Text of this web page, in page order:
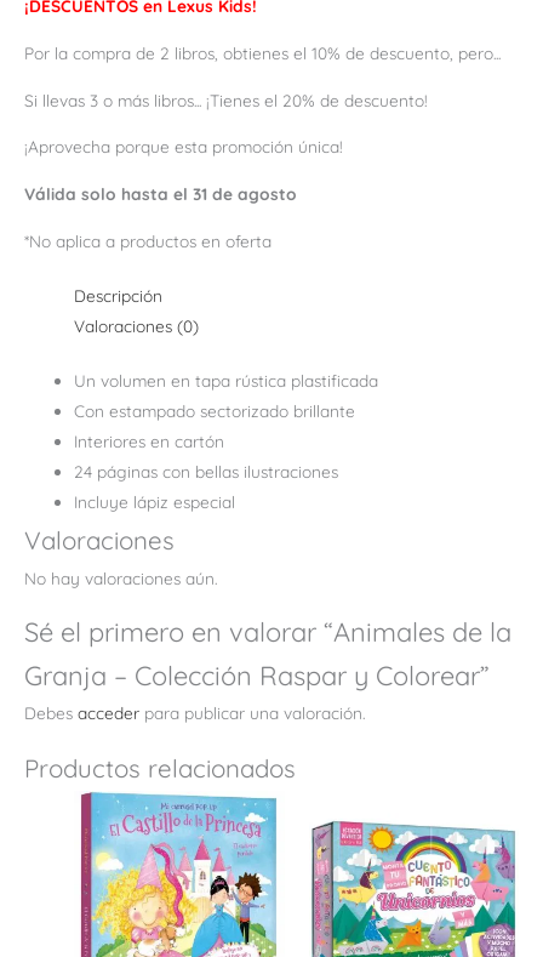
¡DESCUENTOS en Lexus Kids!
Por la compra de 2 libros, obtienes el 10% de descuento, pero...
Si llevas 3 o más libros... ¡Tienes el 20% de descuento!
¡Aprovecha porque esta promoción única!
Válida solo hasta el 31 de agosto
*No aplica a productos en oferta
Descripción
Valoraciones (0)
Un volumen en tapa rústica plastificada
Con estampado sectorizado brillante
Interiores en cartón
24 páginas con bellas ilustraciones
Incluye lápiz especial
Valoraciones
No hay valoraciones aún.
Sé el primero en valorar “Animales de la
Granja – Colección Raspar y Colorear”
Debes acceder para publicar una valoración.
Productos relacionados